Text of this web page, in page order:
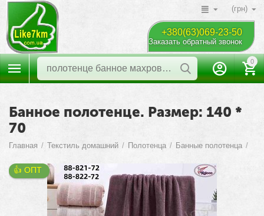
(грн)
+380(63)069-23-50
Заказать обратный звонок
0
Банное полотенце. Размер: 140 *
70
Главная / Текстиль домашний / Полотенца / Банные полотенца /
👍 ОПТ